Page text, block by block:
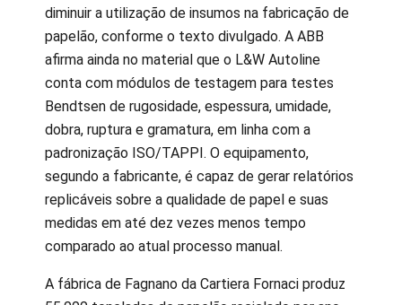
diminuir a utilização de insumos na fabricação de
papelão, conforme o texto divulgado. A ABB
afirma ainda no material que o L&W Autoline
conta com módulos de testagem para testes
Bendtsen de rugosidade, espessura, umidade,
dobra, ruptura e gramatura, em linha com a
padronização ISO/TAPPI. O equipamento,
segundo a fabricante, é capaz de gerar relatórios
replicáveis sobre a qualidade de papel e suas
medidas em até dez vezes menos tempo
comparado ao atual processo manual.
A fábrica de Fagnano da Cartiera Fornaci produz